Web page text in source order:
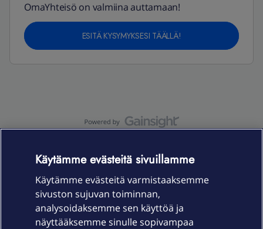
OmaYhteisö on valmiina auttamaan!
ESITÄ KYSYMYKSESI TÄÄLLÄ!
Laitteet & liittymät
Käytämme evästeitä sivuillamme
Käytämme evästeitä varmistaaksemme
sivuston sujuvan toiminnan,
analysoidaksemme sen käyttöä ja
näyttääksemme sinulle sopivampaa